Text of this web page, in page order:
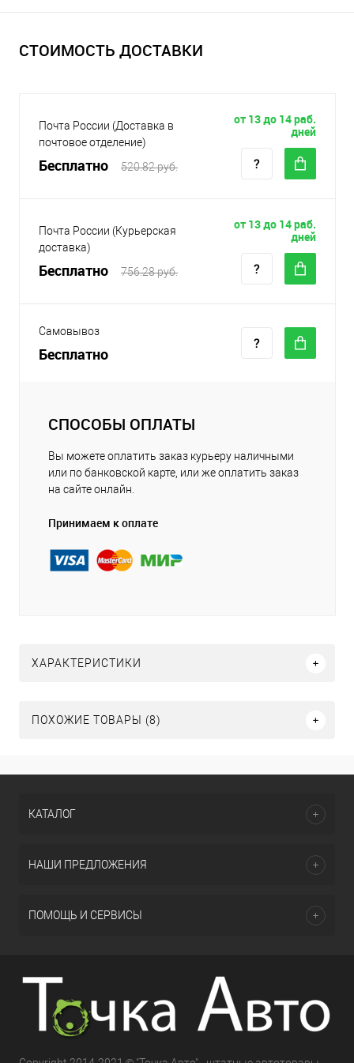
СТОИМОСТЬ ДОСТАВКИ
Почта России (Доставка в
почтовое отделение)
Бесплатно 520.82 руб.
от 13 до 14 раб.
дней
Почта России (Курьерская
доставка)
Бесплатно 756.28 руб.
от 13 до 14 раб.
дней
Самовывоз
Бесплатно
СПОСОБЫ ОПЛАТЫ
Вы можете оплатить заказ курьеру наличными
или по банковской карте, или же оплатить заказ
на сайте онлайн.
Принимаем к оплате
ХАРАКТЕРИСТИКИ
ПОХОЖИЕ ТОВАРЫ (8)
КАТАЛОГ
НАШИ ПРЕДЛОЖЕНИЯ
ПОМОЩЬ И СЕРВИСЫ